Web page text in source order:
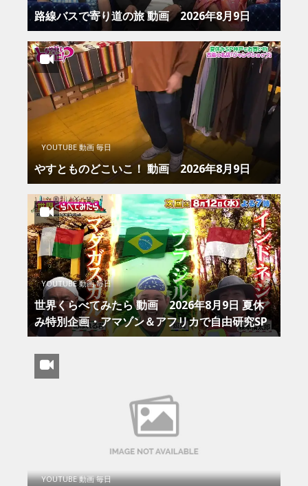
路線バスで寄り道の旅 動画 2026年8月9日
YOUTUBE 動画 毎日
やすとものどこいこ！ 動画 2026年8月9日
YOUTUBE 動画 毎日
世界くらべてみたら 動画 2026年8月9日 夏休
み特別企画・アマゾン＆アフリカで自由研究SP
YOUTUBE 動画 毎日